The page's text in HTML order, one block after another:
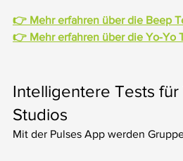
👉 Mehr erfahren über die Beep
👉 Mehr erfahren über die Yo-Yo
Intelligentere Tests für
Studios
Mit der Pulses App werden